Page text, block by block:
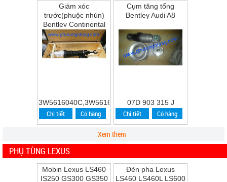
Giảm xóc
trước(phuộc nhún)
Bentley Continental
Flying Spur Speed
năm 2009
3W5616040C,3W5616039C
Chi tiết Có hàng
Cụm tăng tổng
Bentley Audi A8
07D 903 315 J
Chi tiết Có hàng
Xem thêm
PHỤ TÙNG LEXUS
Mobin Lexus LS460
IS250 GS300 GS350
Đèn pha Lexus
LS460 LS460L LS600